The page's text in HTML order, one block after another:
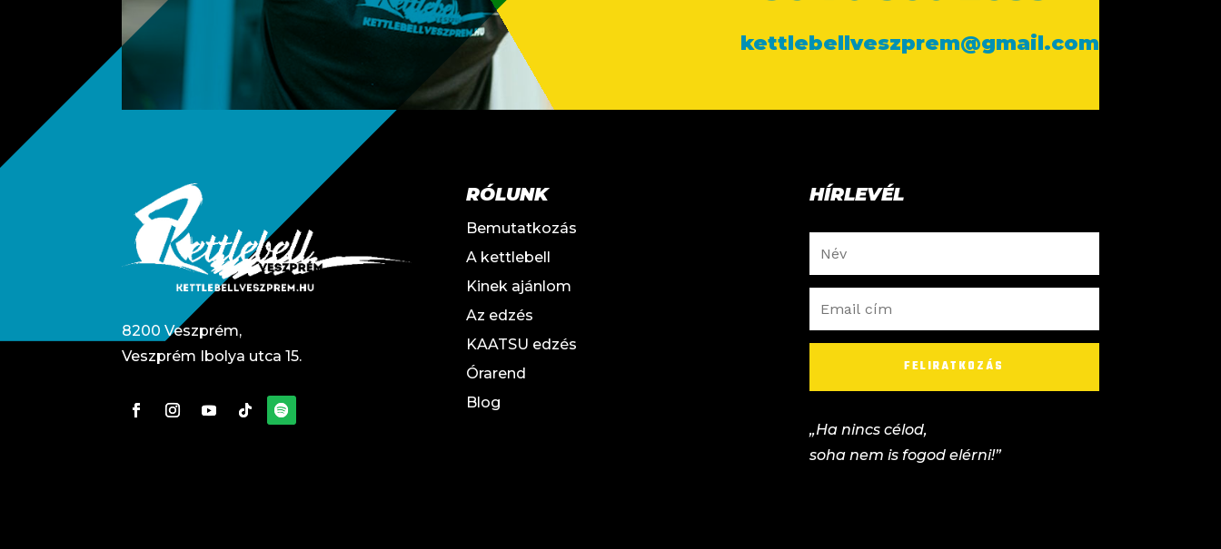
kettlebellveszprem@gmail.com
8200 Veszprém,
Veszprém Ibolya utca 15.
RÓLUNK
Bemutatkozás
A kettlebell
Kinek ajánlom
Az edzés
KAATSU edzés
Órarend
Blog
HÍRLEVÉL
FELIRATKOZÁS
„Ha nincs célod,
soha nem is fogod elérni!”